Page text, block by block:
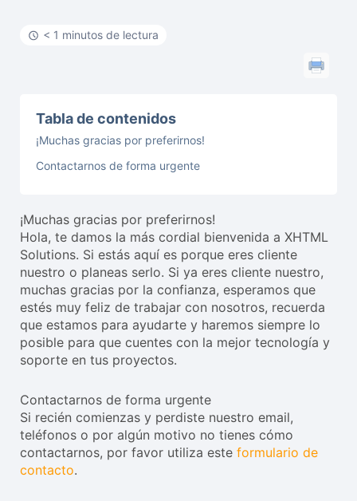
< 1 minutos de lectura
Tabla de contenidos
¡Muchas gracias por preferirnos!
Contactarnos de forma urgente
¡Muchas gracias por preferirnos!
Hola, te damos la más cordial bienvenida a XHTML
Solutions. Si estás aquí es porque eres cliente
nuestro o planeas serlo. Si ya eres cliente nuestro,
muchas gracias por la confianza, esperamos que
estés muy feliz de trabajar con nosotros, recuerda
que estamos para ayudarte y haremos siempre lo
posible para que cuentes con la mejor tecnología y
soporte en tus proyectos.
Contactarnos de forma urgente
Si recién comienzas y perdiste nuestro email,
teléfonos o por algún motivo no tienes cómo
contactarnos, por favor utiliza este formulario de
contacto.